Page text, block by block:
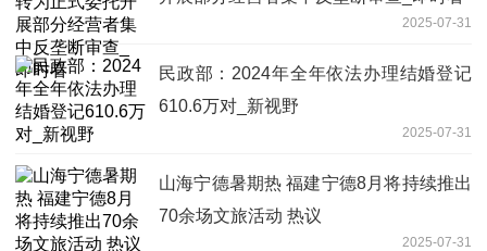
2025-07-31
民政部：2024年全年依法办理结婚登记
610.6万对_新视野
2025-07-31
山海宁德暑期热 福建宁德8月将持续推出
70余场文旅活动 热议
2025-07-31